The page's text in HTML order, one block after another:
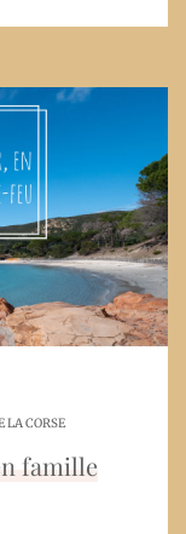
LA CORSE
famille